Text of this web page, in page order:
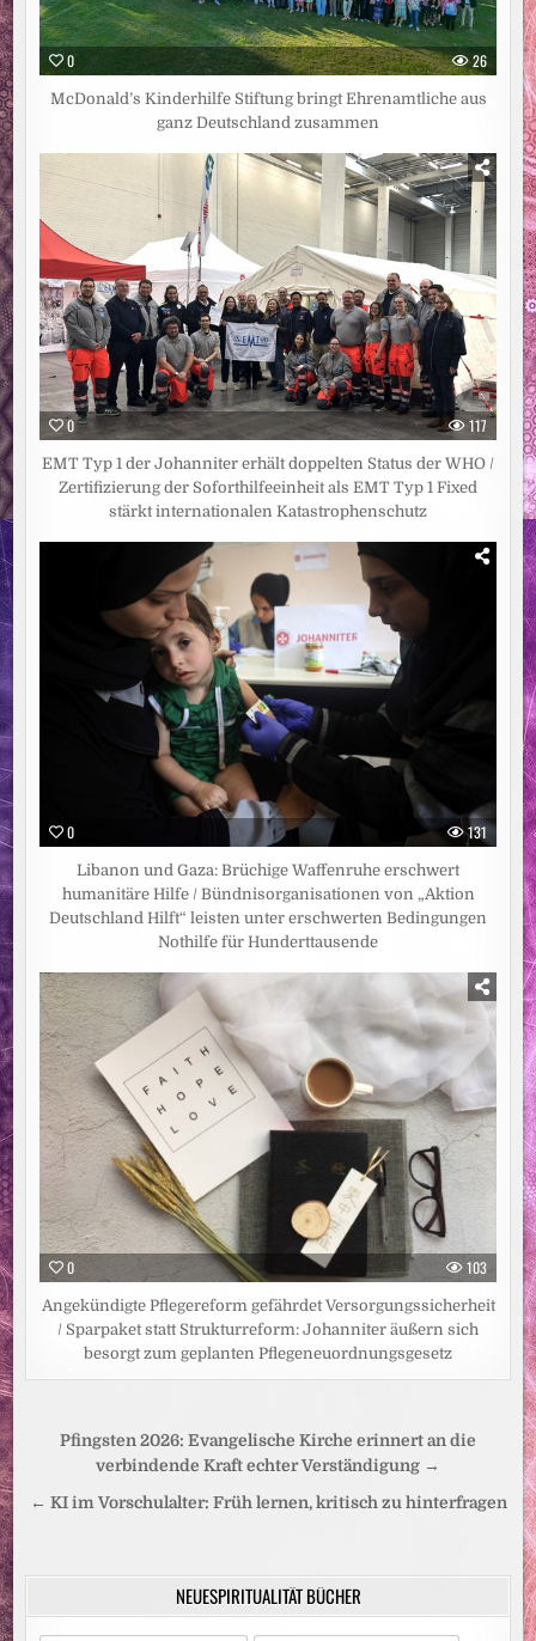
0 26
McDonald’s Kinderhilfe Stiftung bringt Ehrenamtliche aus
ganz Deutschland zusammen
0 117
EMT Typ 1 der Johanniter erhält doppelten Status der WHO /
Zertifizierung der Soforthilfeeinheit als EMT Typ 1 Fixed
stärkt internationalen Katastrophenschutz
0 131
Libanon und Gaza: Brüchige Waffenruhe erschwert
humanitäre Hilfe / Bündnisorganisationen von „Aktion
Deutschland Hilft“ leisten unter erschwerten Bedingungen
Nothilfe für Hunderttausende
0 103
Angekündigte Pflegereform gefährdet Versorgungssicherheit
/ Sparpaket statt Strukturreform: Johanniter äußern sich
besorgt zum geplanten Pflegeneuordnungsgesetz
Beitragsnavigation
Pfingsten 2026: Evangelische Kirche erinnert an die
verbindende Kraft echter Verständigung →
← KI im Vorschulalter: Früh lernen, kritisch zu hinterfragen
NEUESPIRITUALITÄT BÜCHER